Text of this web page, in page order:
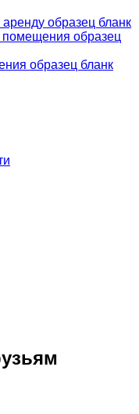
образец бланк
помещения образец
образец бланк